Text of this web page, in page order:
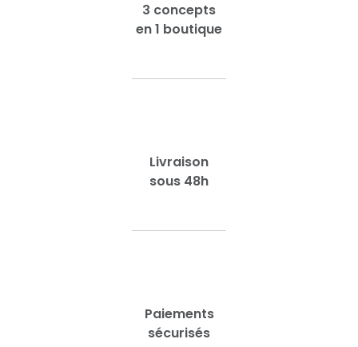
3 concepts
en 1 boutique
Livraison
sous 48h
Paiements
sécurisés